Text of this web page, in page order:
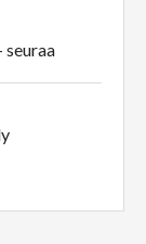
seuraa